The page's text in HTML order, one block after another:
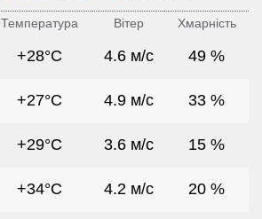
Температура Вітер Хмарність
+28°C 4.6 м/с 49 %
+27°C 4.9 м/с 33 %
+29°C 3.6 м/с 15 %
+34°C 4.2 м/с 20 %